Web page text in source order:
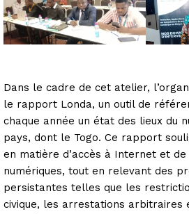
Dans le cadre de cet atelier,
le rapport Londa, un outil de
chaque année un état des lieux du
pays, dont le Togo. Ce rapport
en matière d’accès à Internet et
numériques, tout en relevant des
persistantes telles que les
civique, les arrestations arbitraires